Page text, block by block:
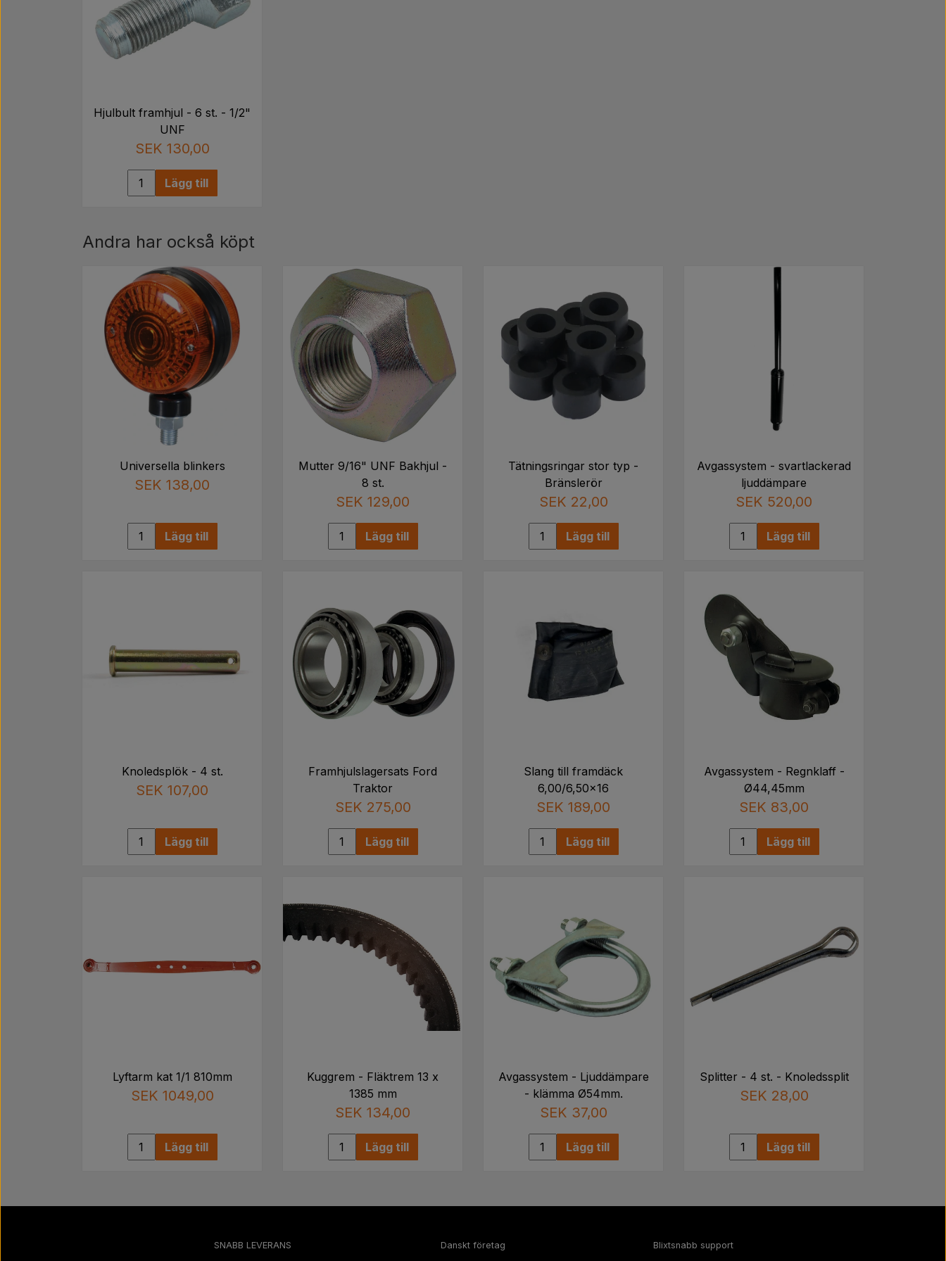
Hjulbult framhjul - 6 st. - 1/2"
UNF
SEK 130,00
Lägg till
Andra har också köpt
Universella blinkers
SEK 138,00
Lägg till
Mutter 9/16" UNF Bakhjul -
8 st.
SEK 129,00
Lägg till
Tätningsringar stor typ -
Bränslerör
SEK 22,00
Lägg till
Avgassystem - svartlackerad
ljuddämpare
SEK 520,00
Lägg till
Knoledsplök - 4 st.
SEK 107,00
Lägg till
Framhjulslagersats Ford
Traktor
SEK 275,00
Lägg till
Slang till framdäck
6,00/6,50x16
SEK 189,00
Lägg till
Avgassystem - Regnklaff -
Ø44,45mm
SEK 83,00
Lägg till
Lyftarm kat 1/1 810mm
SEK 1049,00
Lägg till
Kuggrem - Fläktrem 13 x
1385 mm
SEK 134,00
Lägg till
Avgassystem - Ljuddämpare
- klämma Ø54mm.
SEK 37,00
Lägg till
Splitter - 4 st. - Knoledssplit
SEK 28,00
Lägg till
SNABB LEVERANS Danskt företag Blixtsnabb support